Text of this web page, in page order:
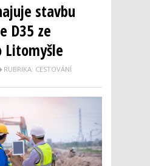
stavbu
D35 ze
Litomyšle
RUBRIKA: CESTOVÁNÍ